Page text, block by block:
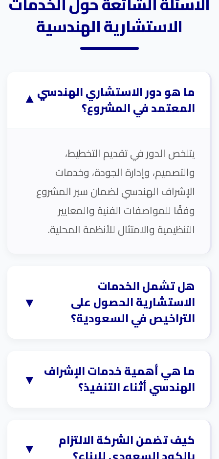
الاستشارية الهندسية
ما هو دور الاستشاري الهندسي
المعتمد في المشروع؟ ▼
يتلخص الدور في تقديم التخطيط،
والتصميم، وإدارة الجودة، وخدمات
الإشراف الهندسي لضمان سير المشروع
وفقًا للمواصفات الفنية والمعايير
التنظيمية والامتثال للأنظمة المحلية.
هل تشمل الخدمات
الاستشارية الحصول على
التراخيص في السعودية؟
▼
والدعم اللازمين لإعداد وتقديم المستندات
الهندسية المطلوبة لاستخراج التراخيص
ما هي أهمية خدمات الإشراف
الهندسي أثناء التنفيذ؟ ▼
التنفيذ للمخططات والمواصفات
المعتمدة، ومراقبة الالتزام بالجداول
كيف تضمن الشركة الالتزام ▼